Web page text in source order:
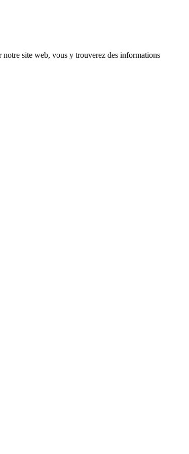
notre site web, vous y trouverez des informations